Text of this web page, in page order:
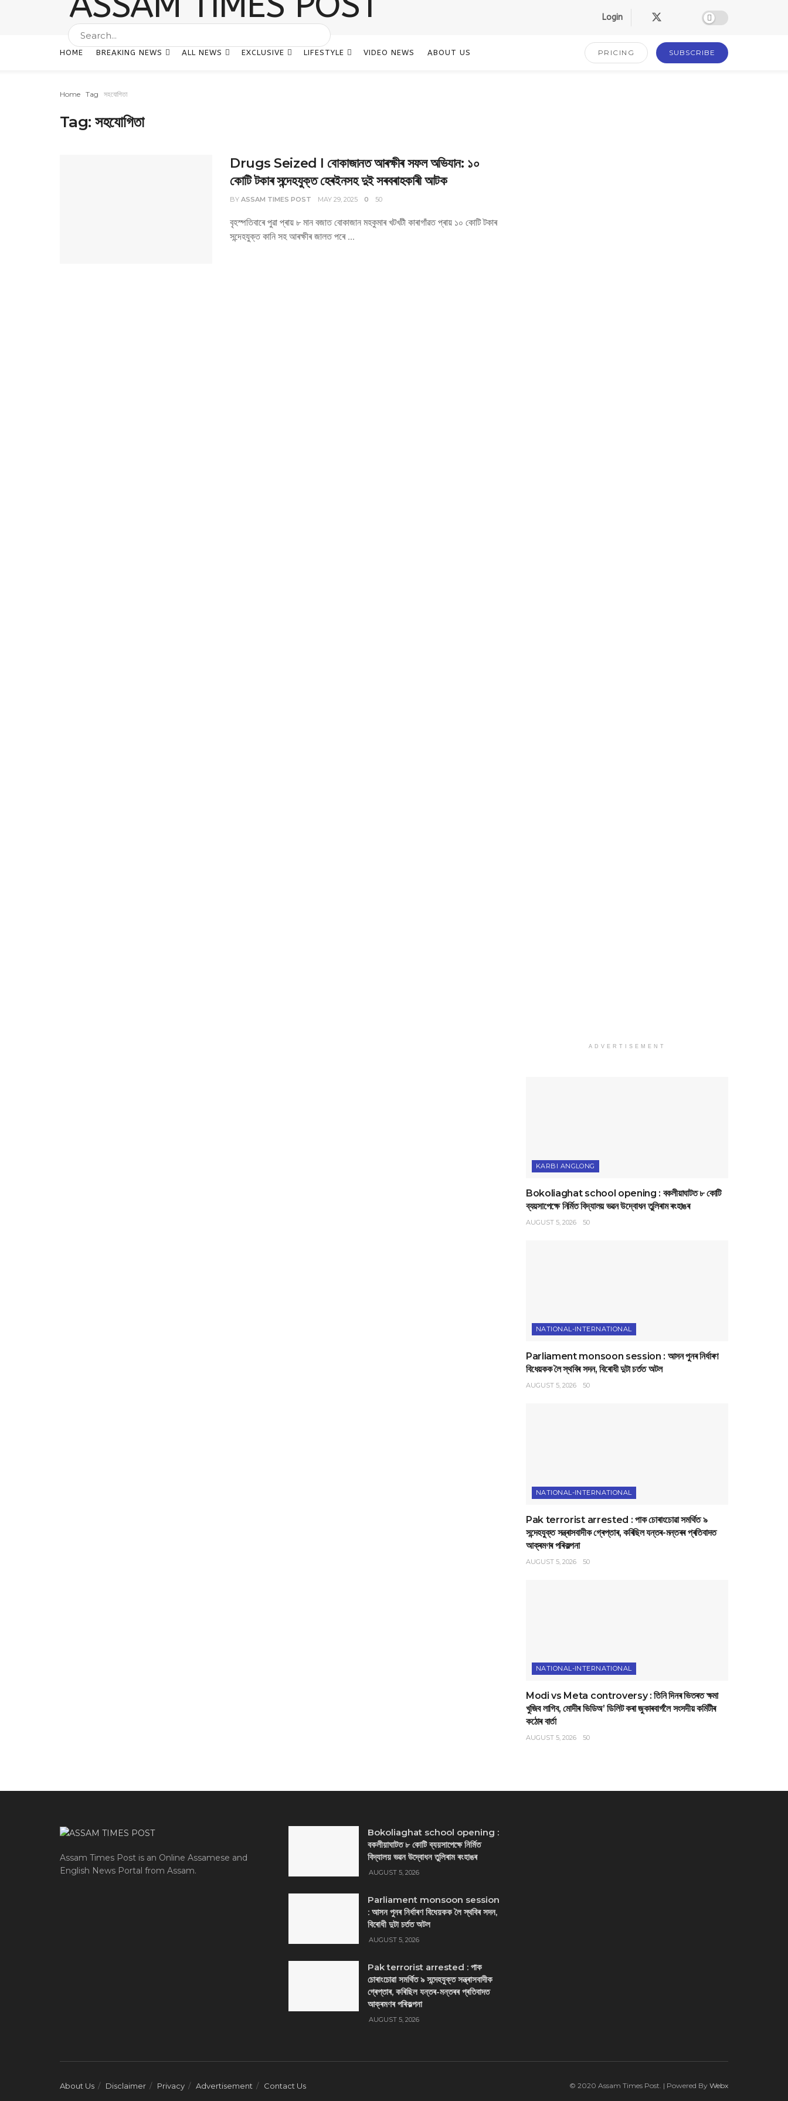
Login
HOME BREAKING NEWS ALL NEWS EXCLUSIVE LIFESTYLE VIDEO NEWS ABOUT US PRICING SUBSCRIBE
Home Tag সহযোগিতা
Tag:সহযোগিতা
Drugs Seized I বোকাজানত আৰক্ষীৰ সফল অভিযান: ১০
কোটি টকাৰ সন্দেহযুক্ত হেৰইনসহ দুই সৰবৰাহকাৰী আটক
BY ASSAM TIMES POST MAY 29, 2025 0 50
বৃহস্পতিবাৰে পুৱা প্ৰায় ৮ মান বজাত বোকাজান মহকুমাৰ খটখটী কাৰাগাঁৱত প্ৰায় ১০ কোটি টকাৰ
সন্দেহযুক্ত কানি সহ আৰক্ষীৰ জালত পৰে ...
ADVERTISEMENT
KARBI ANGLONG
Bokoliaghat school opening : বকলীয়াঘাটত ৮ কোটি
ব্যয়সাপেক্ষে নির্মিত বিদ্যালয় ভৱন উদ্বোধন তুলিৰাম ৰংহাঙৰ
AUGUST 5, 2026 50
NATIONAL-INTERNATIONAL
Parliament monsoon session : আসন পুনৰ নিৰ্ধাৰণ
বিধেয়কক লৈ স্থবিৰ সদন, বিৰোধী দুটা চৰ্তত অটল
AUGUST 5, 2026 50
NATIONAL-INTERNATIONAL
Pak terrorist arrested : পাক চোৰাংচোৱা সমৰ্থিত ৯
সন্দেহযুক্ত সন্ত্ৰাসবাদীক গ্ৰেপ্তাৰ, কৰিছিল যন্তৰ-মন্তৰৰ প্ৰতিবাদত
আক্ৰমণৰ পৰিকল্পনা
AUGUST 5, 2026 50
NATIONAL-INTERNATIONAL
Modi vs Meta controversy : তিনি দিনৰ ভিতৰত ক্ষমা
খুজিব লাগিব, মোদীৰ ভিডিঅ’ ডিলিট কৰা জুকাৰবাৰ্গলৈ সংসদীয় কমিটীৰ
কঠোৰ বাৰ্তা
AUGUST 5, 2026 50
Assam Times Post is an Online Assamese and
English News Portal from Assam.
Bokoliaghat school opening :
বকলীয়াঘাটত ৮ কোটি ব্যয়সাপেক্ষে নির্মিত
বিদ্যালয় ভৱন উদ্বোধন তুলিৰাম ৰংহাঙৰ
AUGUST 5, 2026
Parliament monsoon session
: আসন পুনৰ নিৰ্ধাৰণ বিধেয়কক লৈ স্থবিৰ সদন,
বিৰোধী দুটা চৰ্তত অটল
AUGUST 5, 2026
Pak terrorist arrested : পাক
চোৰাংচোৱা সমৰ্থিত ৯ সন্দেহযুক্ত সন্ত্ৰাসবাদীক
গ্ৰেপ্তাৰ, কৰিছিল যন্তৰ-মন্তৰৰ প্ৰতিবাদত
আক্ৰমণৰ পৰিকল্পনা
AUGUST 5, 2026
© 2020 Assam Times Post. | Powered By Webx
About Us Disclaimer Privacy Advertisement Contact Us